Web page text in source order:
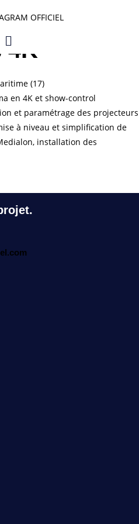
4K
(17)
en 4K et show-control
et paramétrage des projecteurs
à niveau et simplification de
installation des